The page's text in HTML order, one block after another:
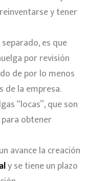
y tener
es que
por revisión
de por lo menos
de la empresa.
“locas”, que son
obtener
avance la creación
y se tiene un plazo